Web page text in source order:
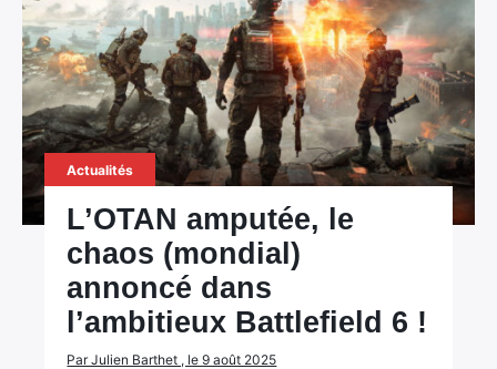
Actualités
L’OTAN amputée, le
chaos (mondial)
annoncé dans
l’ambitieux Battlefield 6 !
Par Julien Barthet , le 9 août 2025
×
Rechercher